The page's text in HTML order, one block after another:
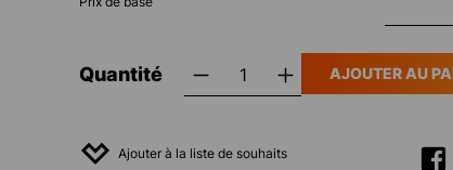
Quantité AJOUTER AU
Ajouter à la liste de souhaits